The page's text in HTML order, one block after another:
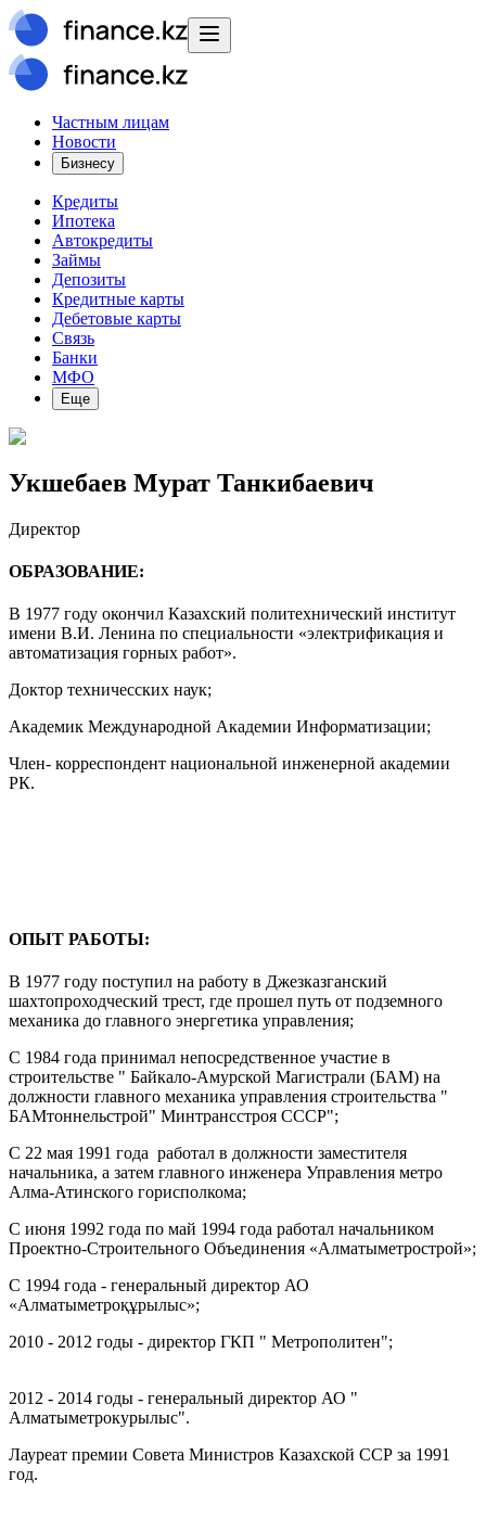
Частным лицам
Новости
Бизнесу
Кредиты
Ипотека
Автокредиты
Займы
Депозиты
Кредитные карты
Дебетовые карты
Связь
Банки
МФО
Еще
Укшебаев Мурат Танкибаевич
Директор
ОБРАЗОВАНИЕ:
В 1977 году окончил Казахский политехнический институт
имени В.И. Ленина по специальности «электрификация и
автоматизация горных работ».
Доктор техничесских наук;
Академик Международной Академии Информатизации;
Член- корреспондент национальной инженерной академии
РК.
ОПЫТ РАБОТЫ:
В 1977 году поступил на работу в Джезказганский
шахтопроходческий трест, где прошел путь от подземного
механика до главного энергетика управления;
С 1984 года принимал непосредственное участие в
строительстве " Байкало-Амурской Магистрали (БАМ) на
должности главного механика управления строительства "
БАМтоннельстрой" Минтрансстроя СССР";
С 22 мая 1991 года работал в должности заместителя
начальника, а затем главного инженера Управления метро
Алма-Атинского горисполкома;
С июня 1992 года по май 1994 года работал начальником
Проектно-Строительного Объединения «Алматыметрострой»;
С 1994 года - генеральный директор АО
«Алматыметроқұрылыс»;
2010 - 2012 годы - директор ГКП " Метрополитен";
2012 - 2014 годы - генеральный директор АО "
Алматыметрокурылыс".
Лауреат премии Совета Министров Казахской ССР за 1991
год.